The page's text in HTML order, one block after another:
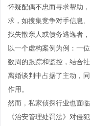
怀疑配偶不忠而寻求帮助
求，如搜集竞争对手信息
找失散亲人或债务逃逸者
以一个虚构案例为例：一
数周的跟踪和监控，结合
离婚谈判中占据了主动，
作用。
然而，私家侦探行业也面
《治安管理处罚法》对侵